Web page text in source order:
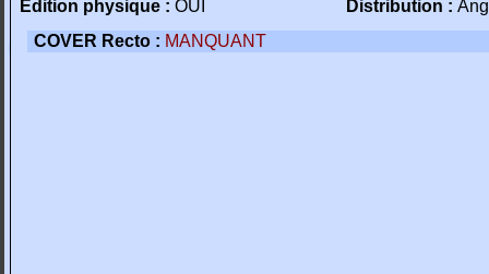
Edition physique : OUI Distribution :
COVER Recto : MANQUANT